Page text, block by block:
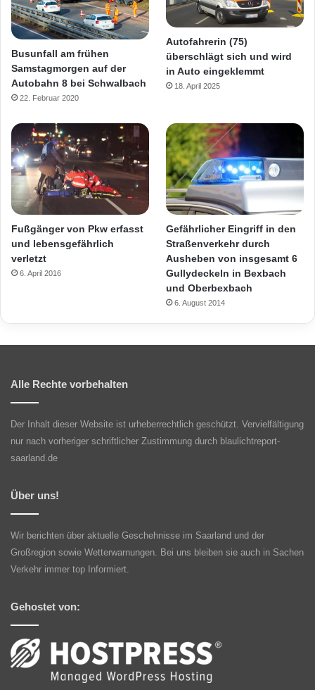
Busunfall am frühen
Samstagmorgen auf der
Autobahn 8 bei Schwalbach
22. Februar 2020
Autofahrerin (75)
überschlägt sich und wird
in Auto eingeklemmt
18. April 2025
Fußgänger von Pkw erfasst
und lebensgefährlich
verletzt
6. April 2016
Gefährlicher Eingriff in den
Straßenverkehr durch
Ausheben von insgesamt 6
Gullydeckeln in Bexbach
und Oberbexbach
6. August 2014
Alle Rechte vorbehalten
Der Inhalt dieser Website ist urheberrechtlich geschützt. Vervielfältigung
nur nach vorheriger schriftlicher Zustimmung durch blaulichtreport-
saarland.de
Über uns!
Wir berichten über aktuelle Geschehnisse im Saarland und der
Großregion sowie Wetterwarnungen. Bei uns bleiben sie auch in Sachen
Verkehr immer top Informiert.
Gehostet von: